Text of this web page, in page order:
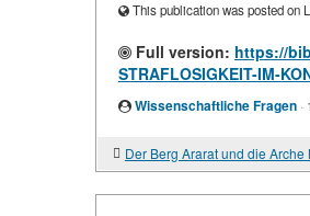
This publication was posted on
Full version: https://
STRAFLOSIGKEIT-IM-
Wissenschaftliche Fragen ·
Der Berg Ararat und die Arche